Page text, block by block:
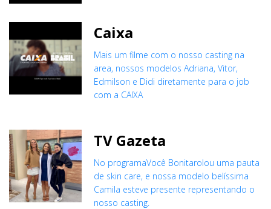
Caixa
Mais um filme com o nosso casting na
area, nossos modelos Adriana, Vitor,
Edmilson e Didi diretamente para o job
com a CAIXA
TV Gazeta
No programaVocê Bonitarolou uma pauta
de skin care, e nossa modelo belíssima
Camila esteve presente representando o
nosso casting.